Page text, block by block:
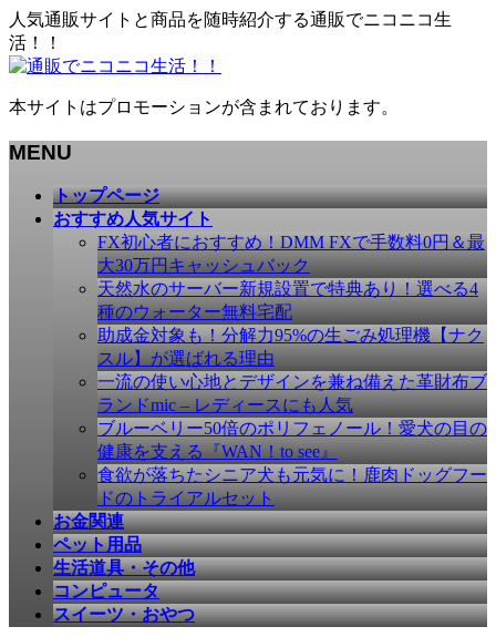
人気通販サイトと商品を随時紹介する通販でニコニコ生
活！！
本サイトはプロモーションが含まれております。
MENU
トップページ
おすすめ人気サイト
FX初心者におすすめ！DMM FXで手数料0円＆最
大30万円キャッシュバック
天然水のサーバー新規設置で特典あり！選べる4
種のウォーター無料宅配
助成金対象も！分解力95%の生ごみ処理機【ナク
スル】が選ばれる理由
一流の使い心地とデザインを兼ね備えた革財布ブ
ランドmic – レディースにも人気
ブルーベリー50倍のポリフェノール！愛犬の目の
健康を支える『WAN！to see』
食欲が落ちたシニア犬も元気に！鹿肉ドッグフー
ドのトライアルセット
お金関連
ペット用品
生活道具・その他
コンピュータ
スイーツ・おやつ